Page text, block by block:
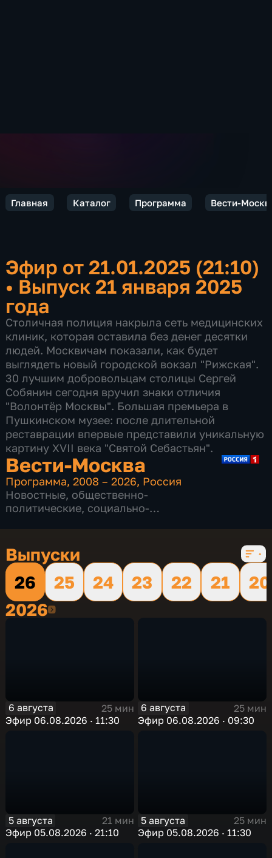
Главная Каталог Программа Вести-
Эфир от 21.01.2025 (21:10)
• Выпуск 21 января 2025
года
Столичная полиция накрыла сеть медицинских
клиник, которая оставила без денег десятки
людей. Москвичам показали, как будет
выглядеть новый городской вокзал "Рижская".
30 лучшим добровольцам столицы Сергей
Собянин сегодня вручил знаки отличия
"Волонтёр Москвы". Большая премьера в
Пушкинском музее: после длительной
реставрации впервые представили уникальную
картину XVII века "Святой Себастьян".
Вести-Москва
Программа,2008 – 2026, Россия
Новостные, общественно-
политические, социально-
Выпуски
26
25 24 23 22 21
20
20262026
6 августа
25 мин
Эфир 06.08.2026 · 11:30
6 августа
25 мин
Эфир 06.08.2026 · 09:30
5 августа
21 мин
Эфир 05.08.2026 · 21:10
5 августа
25 мин
Эфир 05.08.2026 · 11:30